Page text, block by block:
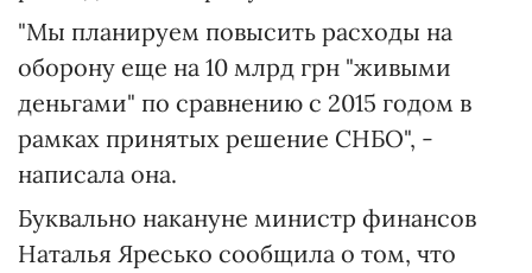
"Мы планируем повысить расходы на
оборону еще на 10 млрд грн "живыми
деньгами" по сравнению с 2015 годом в
рамках принятых решение СНБО", -
написала она.
Буквально накануне министр финансов
Наталья Яресько сообщила о том, что